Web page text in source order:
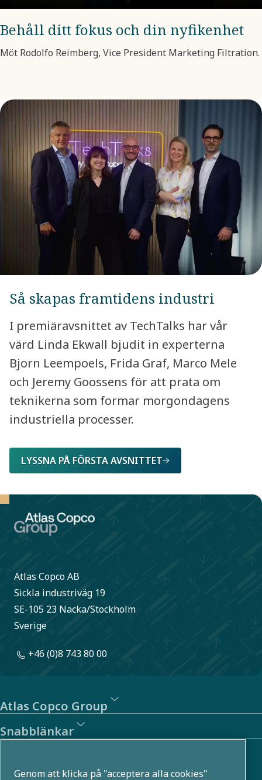
Behåll ditt fokus och din nyfikenhet
Möt Rodolfo Reimberg, Vice President Marketing Filtration.
Så skapas framtidens industri
I premiäravsnittet av TechTalks har vår
värd Linda Ekwall bjudit in experterna
Bjorn Leempoels, Frida Graf, Marco Mele
och Jeremy Goossens för att prata om
teknikerna som formar morgondagens
industriella processer.
LYSSNA PÅ FÖRSTA AVSNITTET
Atlas Copco AB
Sickla industriväg 19
SE-105 23 Nacka/Stockholm
Sverige
+46 (0)8 743 80 00
Atlas Copco Group
Snabblänkar
Genom att klicka på "acceptera alla cookies"